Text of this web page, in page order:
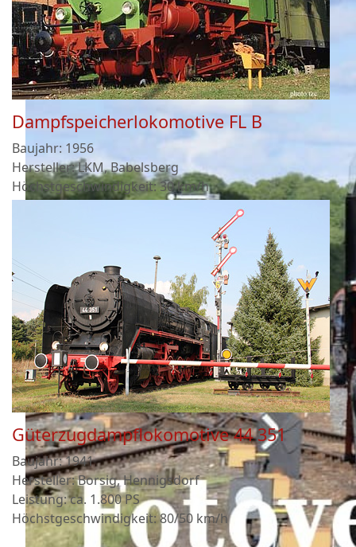
Dampfspeicherlokomotive FL B
Baujahr: 1956
Hersteller: LKM, Babelsberg
Höchstgeschwindigkeit: 30 km/h
Güterzugdampflokomotive 44 351
Baujahr: 1941
Hersteller: Borsig, Hennigsdorf
Leistung: ca. 1.800 PS
Höchstgeschwindigkeit: 80/50 km/h